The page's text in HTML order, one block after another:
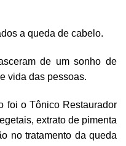
a queda de cabelo.
de um sonho de
vida das pessoas.
foi o Tônico Restaurador
extrato de pimenta
no tratamento da queda